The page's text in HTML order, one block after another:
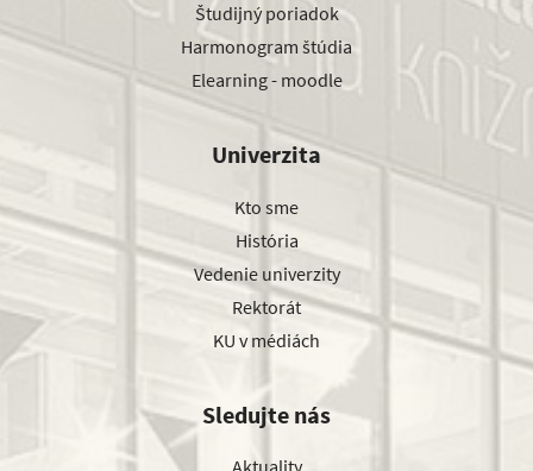
Študijný poriadok
Harmonogram štúdia
Elearning - moodle
Univerzita
Kto sme
História
Vedenie univerzity
Rektorát
KU v médiách
Sledujte nás